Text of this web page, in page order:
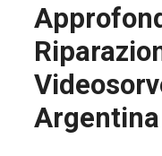
Argentina